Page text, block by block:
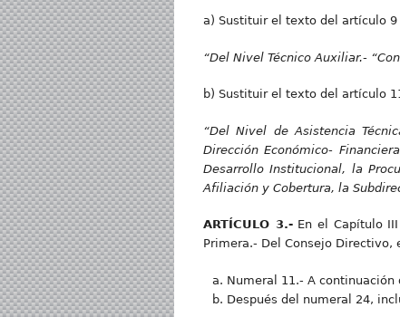
a) Sustituir el texto del artículo
“Del Nivel Técnico Auxiliar.-
b) Sustituir el texto del artículo
“Del Nivel de Asistencia
Dirección Económico-
Desarrollo Institucional, la
Afiliación y Cobertura, la
ARTÍCULO 3.-En el Capítulo III
Primera.- Del Consejo Directivo,
Numeral 11.- A
Después del numeral 24,